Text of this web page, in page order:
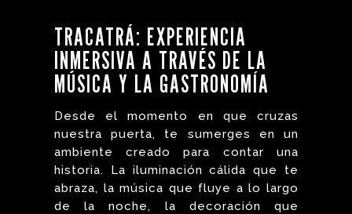
TRACATRÁ: EXPERIENCIA
INMERSIVA A TRAVÉS DE LA
MÚSICA Y LA GASTRONOMÍA
Desde el momento en que cruzas
nuestra puerta, te sumerges en un
ambiente creado para contar una
historia. La iluminación cálida que te
abraza, la música que fluye a lo largo
de la noche, la decoración que